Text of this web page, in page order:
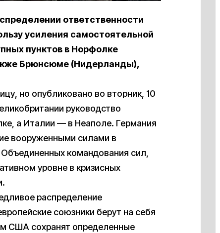
ответственности
усиления самостоятельной
пунктов в Норфолке
Брюнсюме (Нидерланды),
но опубликовано во вторник, 10
руководство
а Италии — в Неаполе. Германия
вооруженными силами в
командования сил,
уровне в кризисных
распределение
союзники берут на себя
США сохранят определенные